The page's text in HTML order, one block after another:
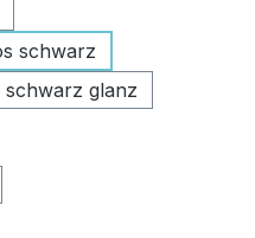
schwarz
schwarz glanz